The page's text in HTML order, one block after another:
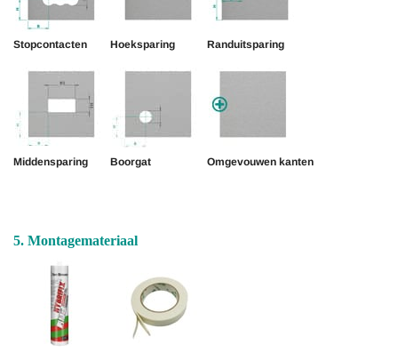
Stopcontacten Hoeksparing Randuitsparing
Middensparing Boorgat Omgevouwen kanten
5. Montagemateriaal